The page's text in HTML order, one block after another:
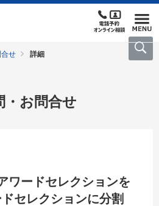
せ 詳細
・お問合せ
ワードセレクションを
セレクションに分割